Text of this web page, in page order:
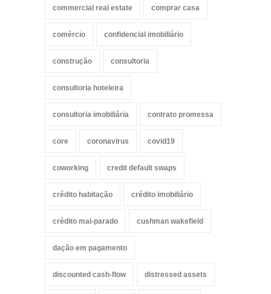
commercial real estate comprar casa
comércio confidencial imobiliário
construção consultoria
consultoria hoteleira
consultoria imobiliária contrato promessa
core coronavirus covid19
coworking credit default swaps
crédito habitação crédito imobiliário
crédito mal-parado cushman wakefield
dação em pagamento
discounted cash-flow distressed assets